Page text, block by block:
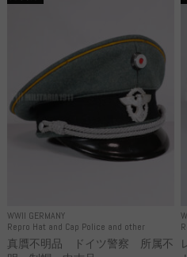
WWII GERMANY
Repro Hat and Cap Police and other
真贋不明品 ドイツ警察 所属不